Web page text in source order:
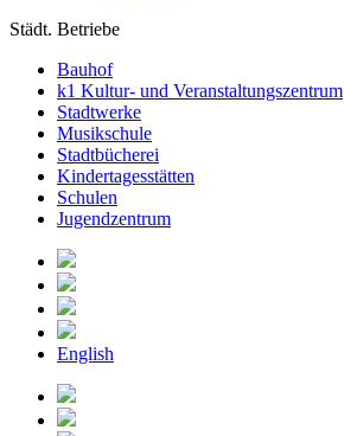
Städt. Betriebe
Bauhof
k1 Kultur- und Veranstaltungszentrum
Stadtwerke
Musikschule
Stadtbücherei
Kindertagesstätten
Schulen
Jugendzentrum
English